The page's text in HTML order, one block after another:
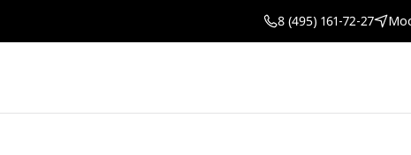
8 (495) 161-72-27